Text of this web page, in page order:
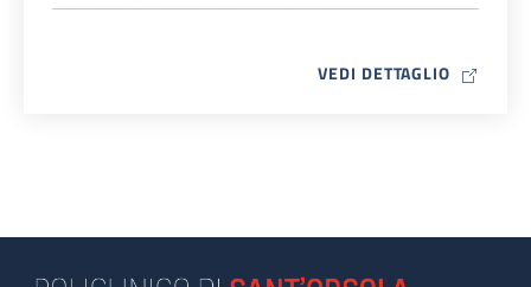
VEDI DETTAGLIO MAP ICON